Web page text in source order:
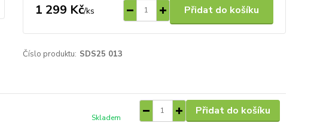
1 299 Kč/ks Přidat do košíku
Číslo produktu: SDS25 013
Skladem
Přidat do košíku